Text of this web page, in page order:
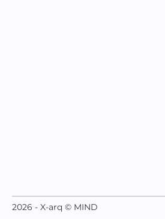
2026 - X-arq © MIND